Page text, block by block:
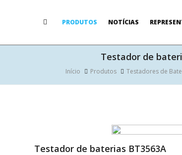
PRODUTOS NOTÍCIAS
Testador de
Início Produtos Testadores de
Testador de baterias BT3563A